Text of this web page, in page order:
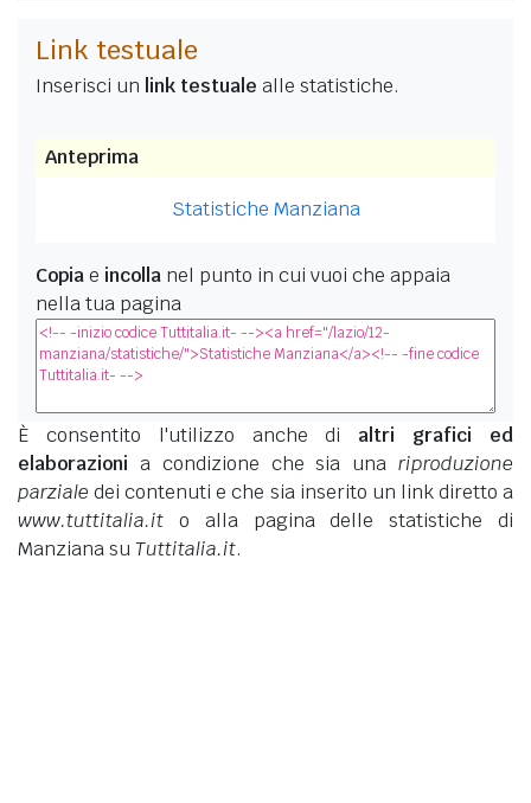
Link testuale
Inserisci un link testuale alle statistiche.
Anteprima
Statistiche Manziana
Copiae incolla nel punto in cui vuoi che appaia
nella tua pagina
È consentito l'utilizzo anche di altri grafici ed
elaborazioni a condizione che sia una riproduzione
parziale dei contenuti e che sia inserito un link diretto a
www.tuttitalia.it o alla pagina delle statistiche di
Manziana suTuttitalia.it.